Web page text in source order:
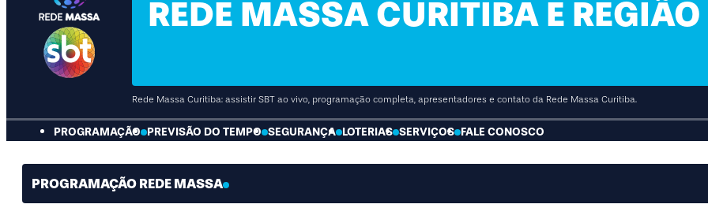
REDE MASSA CURITIBA E REGIÃO
Rede Massa Curitiba: assistir SBT ao vivo, programação completa, apresentadores e contato da Rede Massa Curitiba.
PROGRAMAÇÃO PREVISÃO DO TEMPO SEGURANÇA LOTERIAS SERVIÇOS FALE CONOSCO
PROGRAMAÇÃO REDE MASSA